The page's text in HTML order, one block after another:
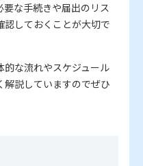
な手続きや届出のリス
認しておくことが大切で
的な流れやスケジュール
解説していますのでぜひ